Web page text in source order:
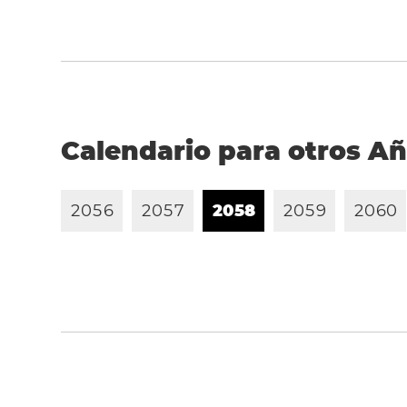
Calendario para otros
2056 2057 2058 2059 2060